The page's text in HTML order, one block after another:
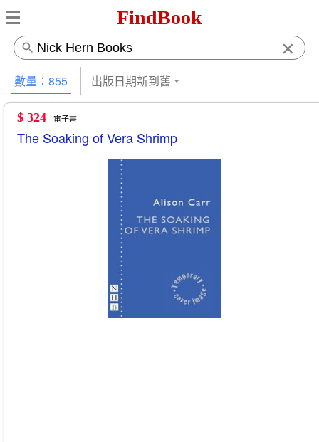
FindBook
×
數量：855 出版日期新到舊
$ 324 電子書
The Soaking of Vera Shrimp